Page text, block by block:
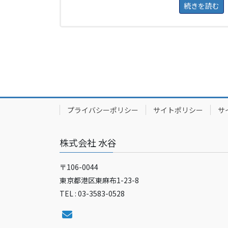
続きを読む
プライバシーポリシー サイトポリシー サ
株式会社 水谷
〒106-0044
東京都港区東麻布1-23-8
TEL : 03-3583-0528